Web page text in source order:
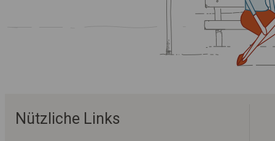
Nützliche Links